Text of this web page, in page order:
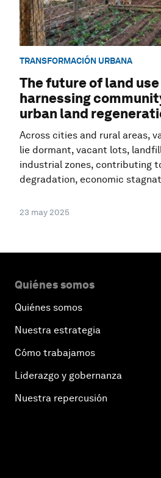
TRANSFORMACIÓN URBANA
The future of land
harnessing
urban land
Across cities and rural areas,
lie dormant, vacant lots,
industrial zones, contributing
degradation, economic
23 may 2025
Quiénes somos
Quiénes somos
Nuestra estrategia
Cómo trabajamos
Liderazgo y gobernanza
Nuestra repercusión